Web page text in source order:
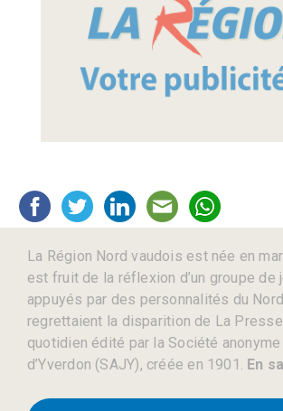
La Région Nord vaudois est née en
est fruit de la réflexion d’un groupe de
appuyés par des personnalités du
regrettaient la disparition de La
quotidien édité par la Société
d’Yverdon (SAJY), créée en 1901. En